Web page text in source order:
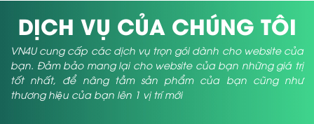
DỊCH VỤ CỦA CHÚNG TÔI
VN4U cung cấp các dịch vụ trọn gói dành cho website của
bạn. Đảm bảo mang lại cho website của bạn những giá trị
tốt nhất, để nâng tầm sản phẩm của bạn cũng như
thương hiệu của bạn lên 1 vị trí mới